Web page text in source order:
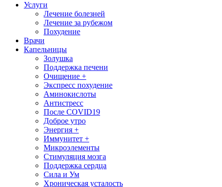
Услуги
Лечение болезней
Лечение за рубежом
Похудение
Врачи
Капельницы
Золушка
Поддержка печени
Очищение +
Экспресс похудение
Аминокислоты
Антистресс
После COVID19
Доброе утро
Энергия +
Иммунитет +
Микроэлементы
Стимуляция мозга
Поддержка сердца
Сила и Ум
Хроническая усталость